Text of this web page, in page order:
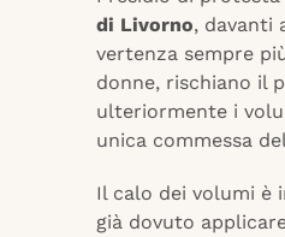
di Livorno, davanti
vertenza sempre
donne, rischiano il
ulteriormente i
unica commessa
Il calo dei volumi è
già dovuto